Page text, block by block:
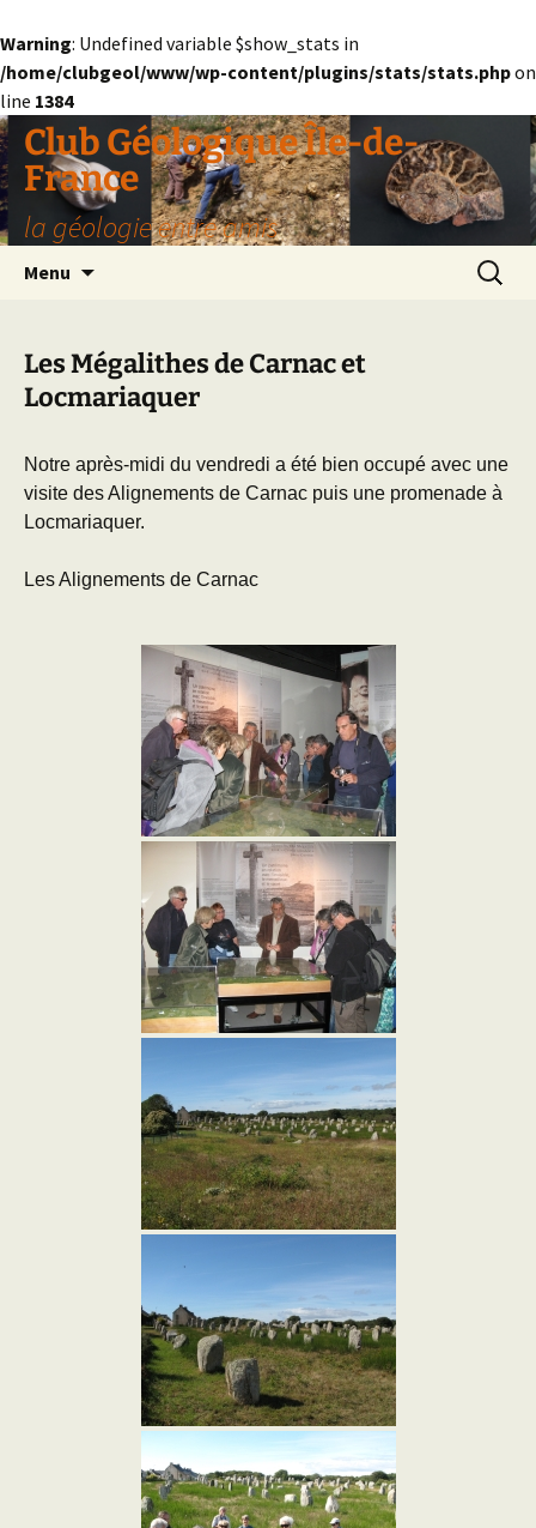
Warning: Undefined variable $show_stats in
/home/clubgeol/www/wp-content/plugins/stats/stats.phpon
line 1384
Aller
au
contenu
Club Géologique Île-de-
France
la géologie entre amis
Menu
Les Mégalithes de Carnac et
Locmariaquer
Notre après-midi du vendredi a été bien occupé avec une
visite des Alignements de Carnac puis une promenade à
Locmariaquer.
Les Alignements de Carnac